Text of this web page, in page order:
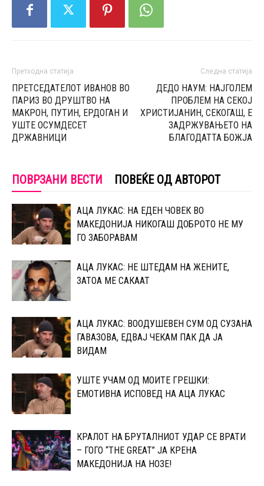
Претходна статија
ПРЕТСЕДАТЕЛОТ ИВАНОВ ВО
ПАРИЗ ВО ДРУШТВО НА
МАКРОН, ПУТИН, ЕРДОГАН И
УШТЕ ОСУМДЕСЕТ
ДРЖАВНИЦИ
Следна статија
ДЕДО НАУМ: НАЈГОЛЕМ
ПРОБЛЕМ НА СЕКОЈ
ХРИСТИЈАНИН, СЕКОГАШ, Е
ЗАДРЖУВАЊЕТО НА
БЛАГОДАТТА БОЖЈА
ПОВРЗАНИ ВЕСТИ ПОВЕЌЕ ОД АВТОРОТ
АЦА ЛУКАС: НА ЕДЕН ЧОВЕК ВО
МАКЕДОНИЈА НИКОГАШ ДОБРОТО НЕ МУ
ГО ЗАБОРАВАМ
АЦА ЛУКАС: НЕ ШТЕДАМ НА ЖЕНИТЕ,
ЗАТОА МЕ САКААТ
АЦА ЛУКАС: ВООДУШЕВЕН СУМ ОД СУЗАНА
ГАВАЗОВА, ЕДВАЈ ЧЕКАМ ПАК ДА ЈА
ВИДАМ
УШТЕ УЧАМ ОД МОИТЕ ГРЕШКИ:
ЕМОТИВНА ИСПОВЕД НА АЦА ЛУКАС
КРАЛОТ НА БРУТАЛНИОТ УДАР СЕ ВРАТИ
– ГОГО “THE GREAT” ЈА КРЕНА
МАКЕДОНИЈА НА НОЗЕ!